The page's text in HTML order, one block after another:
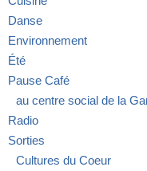
Danse
Environnement
Été
Pause Café
au centre social de la
Radio
Sorties
Cultures du Coeur